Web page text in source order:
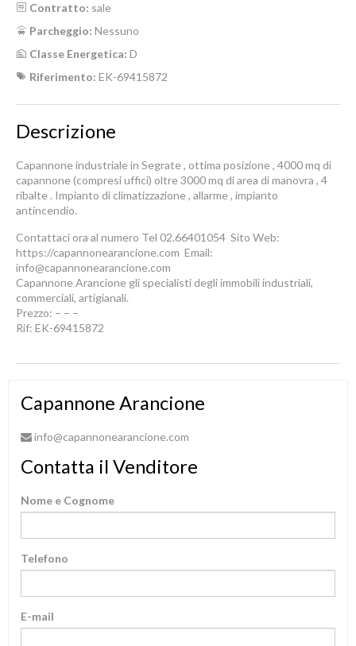
Contratto: sale
Parcheggio: Nessuno
Classe Energetica: D
Riferimento: EK-69415872
Descrizione
Capannone industriale in Segrate , ottima posizione , 4000 mq di
capannone (compresi uffici) oltre 3000 mq di area di manovra , 4
ribalte . Impianto di climatizzazione , allarme , impianto
antincendio.
Contattaci ora al numero Tel 02.66401054  Sito Web:
https://capannonearancione.com  Email:
info@capannonearancione.com
Capannone Arancione gli specialisti degli immobili industriali,
commerciali, artigianali.
Prezzo: – – –
Rif: EK-69415872
Capannone Arancione
info@capannonearancione.com
Contatta il Venditore
Nome e Cognome
Telefono
E-mail